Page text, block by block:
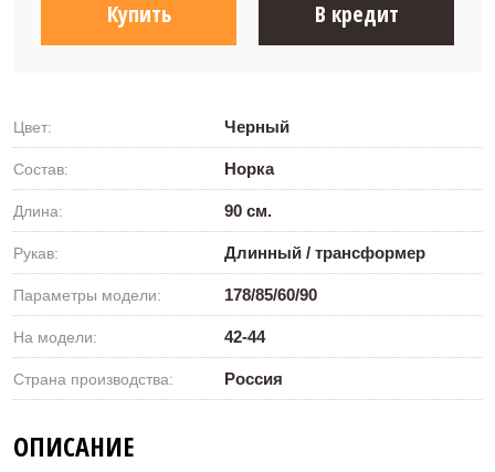
68 800 ₽
Купить В кредит
Цвет: Черный
Состав: Норка
Длина: 90 см.
Рукав: Длинный / трансформер
Параметры модели: 178/85/60/90
На модели: 42-44
Страна производства: Россия
ОПИСАНИЕ